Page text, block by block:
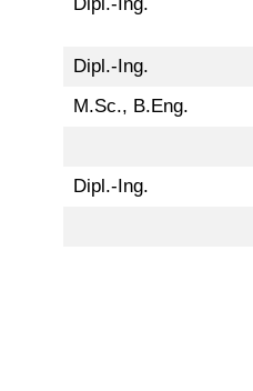
Dipl.-Ing.
M.Sc., B.Eng.
Dipl.-Ing.